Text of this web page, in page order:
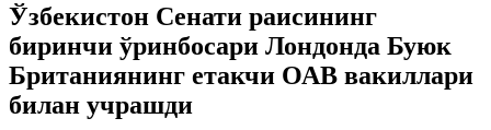
Ўзбекистон Сенати раисининг
биринчи ўринбосари Лондонда Буюк
Британиянинг етакчи ОАВ вакиллари
билан учрашди